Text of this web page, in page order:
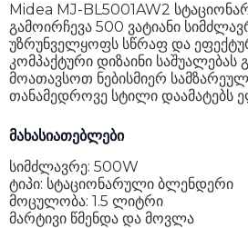
Midea MJ-BL5001AW2
გამოირჩევა 500 ვატიანი
უზრუნველყოფს სწრაფ და
კომპაქტური დიზაინი საშუალებას
მოათავსოთ ნებისმიერ
თანამედროვე სტილი დაამატებს
მახასიათებლები
სიმძლავრე: 500W
ტიპი: სტაციონარული ბლენდერი
მოცულობა: 1.5 ლიტრი
მარტივი წმენდა და მოვლა